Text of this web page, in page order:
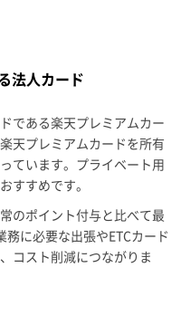
法人カード
である楽天プレミアムカー
天プレミアムカードを所有
ています。プライベート用
すすめです。
のポイント付与と比べて最
に必要な出張やETCカード
コスト削減につながりま